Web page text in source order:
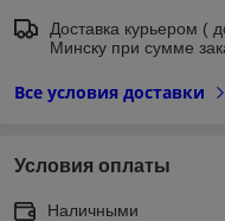
Доставка курьером (
Минску при сумме
Все условия доставки
Условия оплаты
Наличными